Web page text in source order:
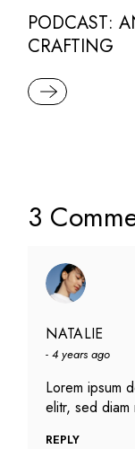
PODCAST:
CRAFTING
READ MORE
3
NATALIE
4 years ago
Lorem ipsum
elitr, sed diam
REPLY